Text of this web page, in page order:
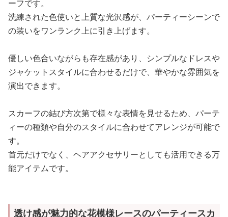
ーフです。
洗練された色使いと上質な光沢感が、パーティーシーンで
の装いをワンランク上に引き上げます。
優しい色合いながらも存在感があり、シンプルなドレスや
ジャケットスタイルに合わせるだけで、華やかな雰囲気を
演出できます。
スカーフの結び方次第で様々な表情を見せるため、パーテ
ィーの種類や自分のスタイルに合わせてアレンジが可能で
す。
首元だけでなく、ヘアアクセサリーとしても活用できる万
能アイテムです。
透け感が魅力的な花模様レースのパーティースカ